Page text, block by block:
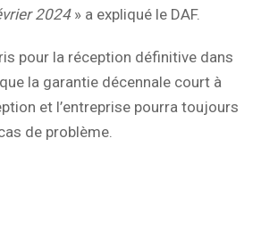
2024» a expliqué le DAF.
pour la réception définitive dans
la garantie décennale court à
et l’entreprise pourra toujours
de problème.